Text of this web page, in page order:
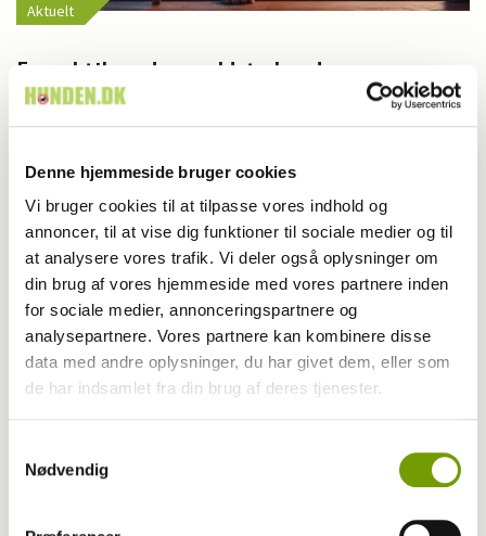
Denne hjemmeside bruger cookies
Vi bruger cookies til at tilpasse vores indhold og
annoncer, til at vise dig funktioner til sociale medier og til
at analysere vores trafik. Vi deler også oplysninger om
din brug af vores hjemmeside med vores partnere inden
for sociale medier, annonceringspartnere og
analysepartnere. Vores partnere kan kombinere disse
data med andre oplysninger, du har givet dem, eller som
de har indsamlet fra din brug af deres tjenester.
Nødvendig
Aktuelt
Farvel til verdens ældste hund
Hvorfor graver hunden i kurven?